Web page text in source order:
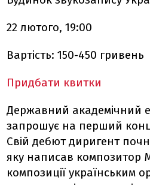
22 лютого, 19:00
Вартість: 150-450 гривень
Придбати квитки
Державний академічний
запрошує на перший
Свій дебют диригент
яку написав композитор
композиції українським